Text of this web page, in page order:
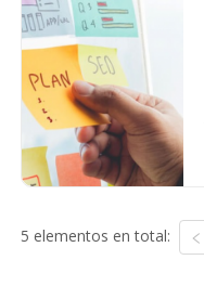
5 elementos en total: